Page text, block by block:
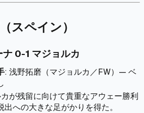
スペイン）
0-1 マジョルカ
: 浅野拓磨（マジョルカ／FW）— ベ
が残留に向けて貴重なアウェー勝利
への大きな足がかりを得た。